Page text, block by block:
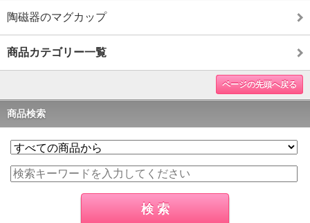
陶磁器のマグカップ
商品カテゴリー一覧
ページの先頭へ戻る
商品検索